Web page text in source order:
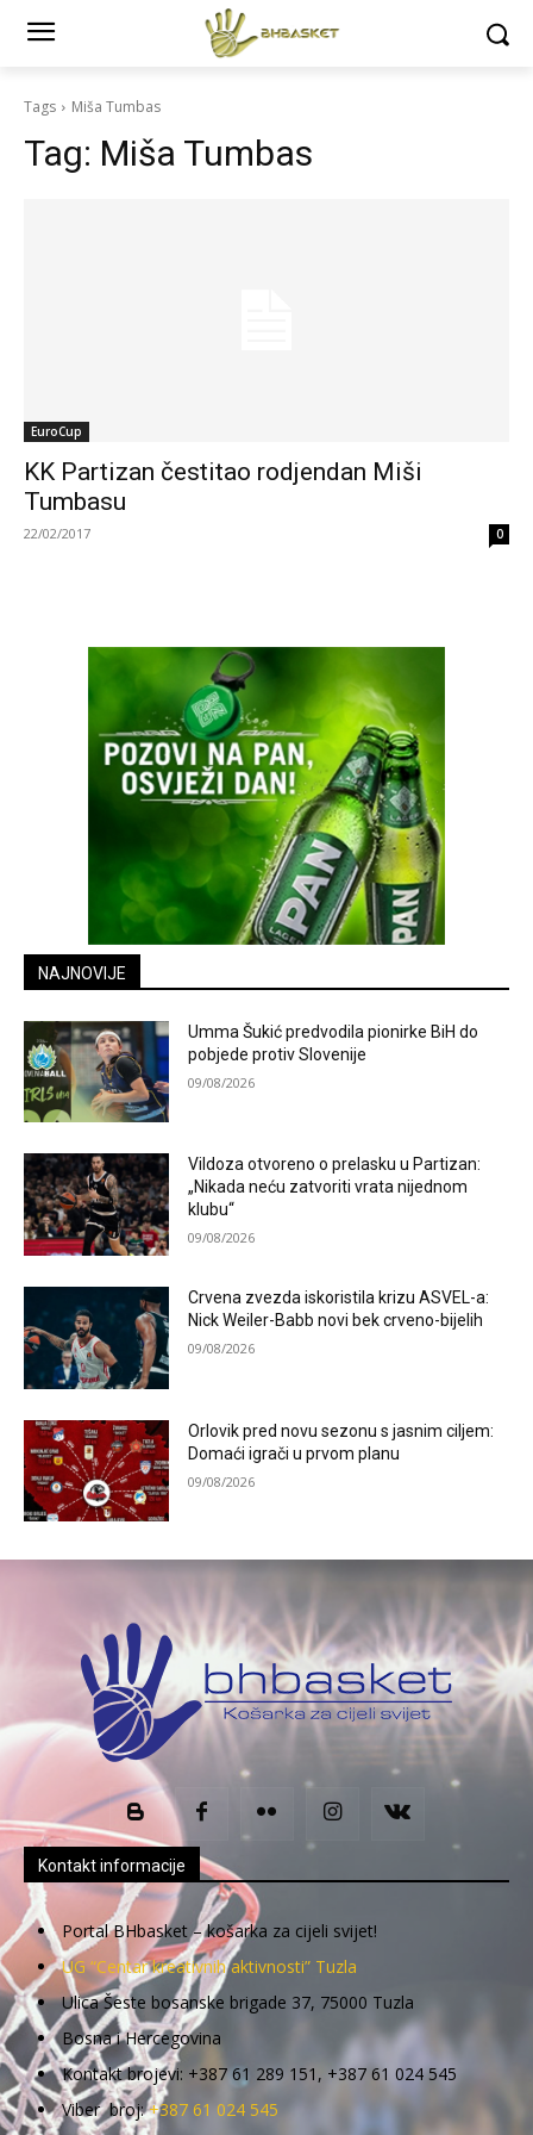
Tags Miša Tumbas
Tag: Miša Tumbas
EuroCup
KK Partizan čestitao rodjendan Miši
Tumbasu
22/02/2017 0
NAJNOVIJE
Umma Šukić predvodila pionirke BiH do
pobjede protiv Slovenije
09/08/2026
Vildoza otvoreno o prelasku u Partizan:
„Nikada neću zatvoriti vrata nijednom
klubu“
09/08/2026
Crvena zvezda iskoristila krizu ASVEL-a:
Nick Weiler-Babb novi bek crveno-bijelih
09/08/2026
Orlovik pred novu sezonu s jasnim ciljem:
Domaći igrači u prvom planu
09/08/2026
Kontakt informacije
Portal BHbasket – košarka za cijeli svijet!
UG “Centar kreativnih aktivnosti” Tuzla
Ulica Šeste bosanske brigade 37, 75000 Tuzla
Bosna i Hercegovina
Kontakt brojevi: +387 61 289 151, +387 61 024 545
Viber broj:+387 61 024 545